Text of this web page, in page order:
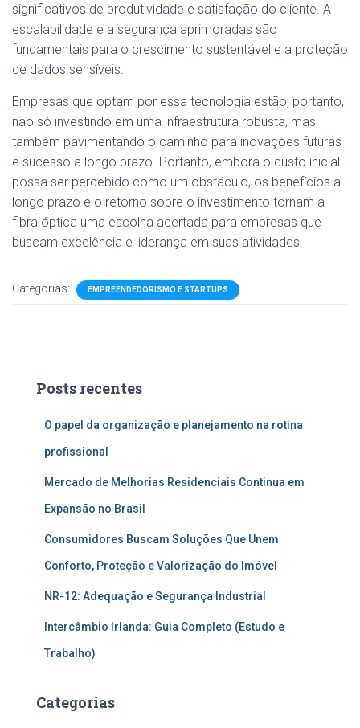
significativos de produtividade e satisfação do cliente. A
escalabilidade e a segurança aprimoradas são
fundamentais para o crescimento sustentável e a proteção
de dados sensíveis.
Empresas que optam por essa tecnologia estão, portanto,
não só investindo em uma infraestrutura robusta, mas
também pavimentando o caminho para inovações futuras
e sucesso a longo prazo. Portanto, embora o custo inicial
possa ser percebido como um obstáculo, os benefícios a
longo prazo e o retorno sobre o investimento tornam a
fibra óptica uma escolha acertada para empresas que
buscam excelência e liderança em suas atividades.
Categorias: EMPREENDEDORISMO E STARTUPS
Posts recentes
O papel da organização e planejamento na rotina
profissional
Mercado de Melhorias Residenciais Continua em
Expansão no Brasil
Consumidores Buscam Soluções Que Unem
Conforto, Proteção e Valorização do Imóvel
NR-12: Adequação e Segurança Industrial
Intercâmbio Irlanda: Guia Completo (Estudo e
Trabalho)
Categorias